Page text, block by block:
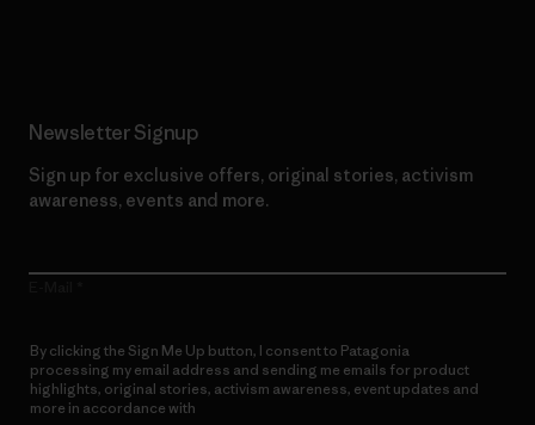
Newsletter Signup
Sign up for exclusive offers, original stories, activism
awareness, events and more.
By clicking the Sign Me Up button, I consent to Patagonia
processing my email address and sending me emails for product
highlights, original stories, activism awareness, event updates and
more in accordance with